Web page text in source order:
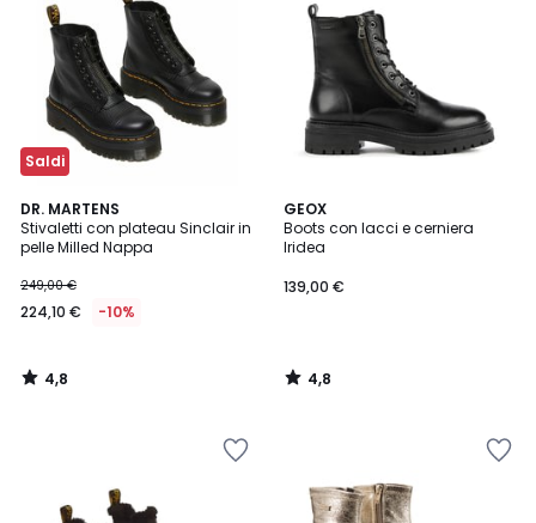
Saldi
DR. MARTENS
Stivaletti con plateau Sinclair in
pelle Milled Nappa
249,00 €
224,10 € -10%
4,8
/ 5
4,8
/
GEOX
Boots con lacci e cerniera
Iridea
139,00 €
4,8
/ 5
4,8
/